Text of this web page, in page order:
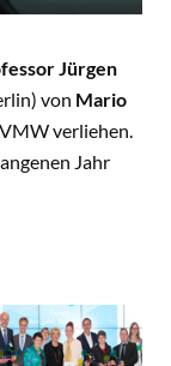
Jürgen
von Mario
verliehen.
Jahr